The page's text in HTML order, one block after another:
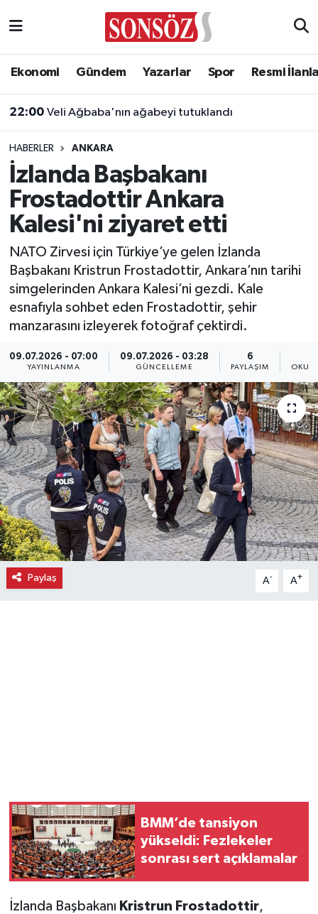
Ekonomi Gündem Yazarlar Spor Resmi
22:00 Veli Ağbaba'nın ağabeyi tutuklandı
HABERLER ANKARA
İzlanda Başbakanı
Frostadottir Ankara
Kalesi'ni ziyaret etti
NATO Zirvesi için Türkiye’ye gelen İzlanda
Başbakanı Kristrun Frostadottir, Ankara’nın tarihi
simgelerinden Ankara Kalesi’ni gezdi. Kale
esnafıyla sohbet eden Frostadottir, şehir
manzarasını izleyerek fotoğraf çektirdi.
09.07.2026 - 07:00
YAYINLANMA
09.07.2026 - 03:28
GÜNCELLEME
6
PAYLAŞIM
Paylaş A- A+
BMM’de tansiyon
yükseldi: Fezlekeler
sonrası sert açıklamalar
İzlanda Başbakanı Kristrun Frostadottir,
Asayiş
Biyografi
Çevre
Diğer
Dünya
Eğitim
Eleman
Emlak
Gündem
Gurme
Haber
İlçe Haberleri
Siyaset
Sokak Hayvanlarını Sahiplendirme
Ankara Nöbetçi Eczaneler
Ankara Trafik Yoğunluk Haritası
Süper Lig Puan Durumu ve Fikstür
Tüm Manşetler
Son Dakika Haberleri
Haber Arşivi